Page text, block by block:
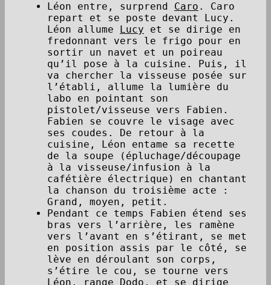
Léon entre, surprend Caro . Caro
repart et se poste devant Lucy.
Léon allume Lucy et se dirige en
fredonnant vers le frigo pour en
sortir un navet et un poireau
qu’il pose à la cuisine. Puis, il
va chercher la visseuse posée sur
l’établi, allume la lumière du
labo en pointant son
pistolet/visseuse vers Fabien.
Fabien se couvre le visage avec
ses coudes. De retour à la
cuisine, Léon entame sa recette
de la soupe (épluchage/découpage
à la visseuse/infusion à la
cafétière électrique) en chantant
la chanson du troisième acte :
Grand, moyen, petit.
Pendant ce temps Fabien étend ses
bras vers l’arrière, les ramène
vers l’avant en s’étirant, se met
en position assis par le côté, se
lève en déroulant son corps,
s’étire le cou, se tourne vers
Léon, range Dodo , et se dirige